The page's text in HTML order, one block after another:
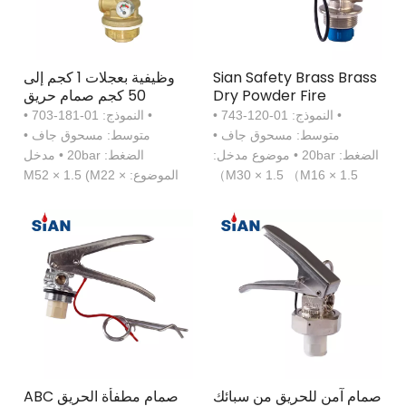
Sian Safety Brass Brass
Dry Powder Fire
Firedianer Valve
• النموذج: 01-120-743 •
متوسط: مسحوق جاف •
الضغط: 20bar • موضوع مدخل:
M30 × 1.5 （M16 × 1.5）
وظيفية بعجلات 1 كجم إلى
50 كجم صمام حريق
• النموذج: 01-181-703 •
متوسط: مسحوق جاف •
الضغط: 20bar • مدخل
الموضوع: M52 × 1.5 (M22 ×
صمام آمن للحريق من سبائك
صمام مطفأة الحريق ABC